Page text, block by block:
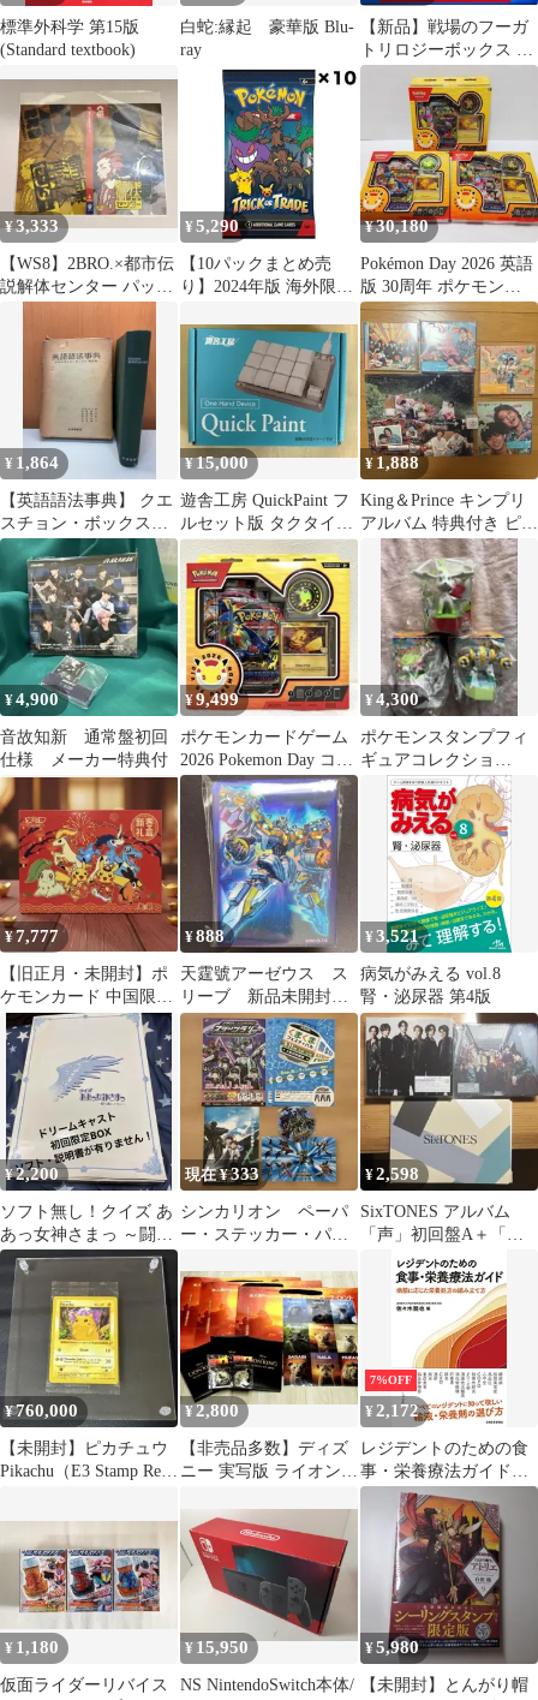
標準外科学 第15版
(Standard textbook)
白蛇:縁起 豪華版 Blu-
ray
【新品】戦場のフーガ
トリロジーボックス フ
ァミ通DXパック 3Dク
リスタル
¥3,333
【WS8】2BRO.×都市伝
説解体センター パッケ
¥ 5,290
【10パックまとめ売
り】2024年版 海外限定
or Trade BOOster Bundle
ハロウィン プロモパッ
ク 新品未開封
¥30,180
Pokémon Day 2026 英語
版 30周年 ポケモン
260726
¥ 1,864
【英語語法事典】 クエ
スチョン・ボックス簡
約版 石橋幸太郎 大修館
書店
¥15,000
遊舎工房 QuickPaint フ
ルセット版 タクタイル
仕様 未組立オプション
付
¥ 1,888
King＆Prince キンプリ
アルバム 特典付き ピー
¥4,900
音故知新 通常盤初回
仕様 メーカー特典付
¥9,499
ポケモンカードゲーム
2026 Pokemon Day コレ
クション
¥4,300
ポケモンスタンプフィ
ギュアコレクショ
ン レジギガス シェ
イミ ほっともっと
¥7,777
【旧正月・未開封】ポ
ケモンカード 中国限定
2026年 新春ギフトボッ
クス 春節
¥888
天霆號アーゼウス ス
リーブ 新品未開封
100枚 ユーティリティ
ボックス限定品
¥3,521
病気がみえる vol.8
腎・泌尿器 第4版
¥2,200
ソフト無し！クイズ あ
あっ女神さまっ ～闘う
翼とともに～ LIMITED
BOX
現在 ¥333
シンカリオン ペーパ
ー・ステッカー・パス
鹿アキタ 初音ミク
¥2,598
SixTONES アルバム
「声」初回盤A＋「こ
っから」初回盤B＋FC
限定カレンダ
¥760,000
【未開封】ピカチュウ
Pikachu（E3 Stamp Red
¥2,800
【非売品多数】ディズ
ニー 実写版 ライオンキ
9点セット
7%OFF
¥ 2,172
レジデントのための食
事・栄養療法ガイド
【電子版付き】
¥ 1,180
仮面ライダーリバイス
¥ 15,950
NS NintendoSwitch本体/
¥5,980
【未開封】とんがり帽